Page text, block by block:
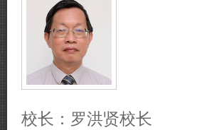
校长：罗洪贤校长